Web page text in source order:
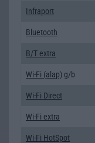
Infraport
Bluetooth
B/T extra
Wi-Fi (alap) g/b
Wi-Fi Direct
Wi-Fi extra
Wi-Fi HotSpot